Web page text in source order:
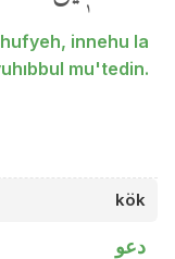
innehu la
mu'tedin.
kök
دعو